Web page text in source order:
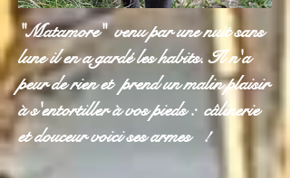
"Matamore" venu par une nuit sans
lune il en a gardé les habits. Il n'a
peur de rien et prend un malin plaisir
à s'entortiller à vos pieds : câlinerie
et douceur voici ses armes !